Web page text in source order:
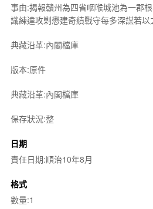
事由:揭報贛州為四省咽喉城池為一郡
識練達攻剿懋建奇績戰守每多深謀若
典藏沿革:內閣檔庫
版本:原件
典藏沿革:內閣檔庫
保存狀況:整
日期
責任日期:順治10年8月
格式
數量:1